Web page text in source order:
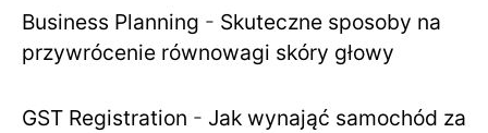
Business Planning - Skuteczne sposoby na
przywrócenie równowagi skóry głowy
GST Registration - Jak wynająć samochód za